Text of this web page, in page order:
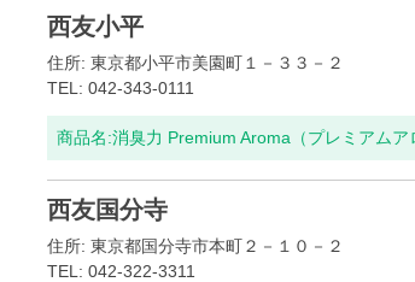
西友小平
住所: 東京都小平市美園町１－３３－２
TEL: 042-343-0111
商品名:消臭力 Premium Aroma（プレミアム
西友国分寺
住所: 東京都国分寺市本町２－１０－２
TEL: 042-322-3311